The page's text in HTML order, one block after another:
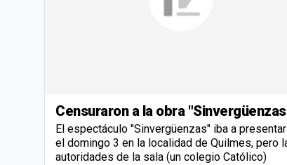
Censuraron a la obra
El espectáculo "Sinvergüenzas" iba a
el domingo 3 en la localidad de Quilmes, pero
autoridades de la sala (un colegio Católico)